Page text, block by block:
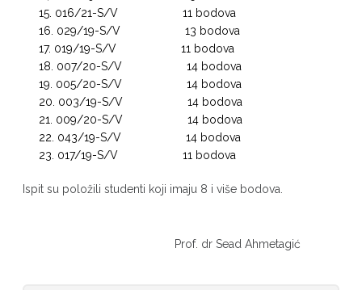
016/21-S/V 11 bodova
029/19-S/V 13 bodova
019/19-S/V 11 bodova
007/20-S/V 14 bodova
005/20-S/V 14 bodova
003/19-S/V 14 bodova
009/20-S/V 14 bodova
043/19-S/V 14 bodova
017/19-S/V 11 bodova
Ispit su položili studenti koji imaju 8 i više bodova.
Prof. dr Sead Ahmetagić